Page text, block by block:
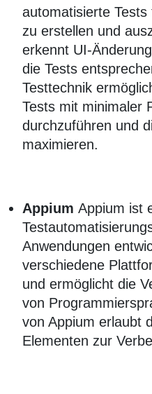
automatisierte
zu erstellen und
erkennt UI-
die Tests
Testtechnik
Tests mit minimaler
durchzuführen und
maximieren.
Appium Appium ist
Anwendungen
verschiedene
und ermöglicht die
von
von Appium erlaubt
Elementen zur